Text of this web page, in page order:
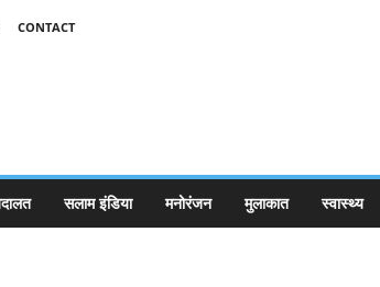
CONTACT
सलाम इंडिया मनोरंजन मुलाकात स्वास्थ्य